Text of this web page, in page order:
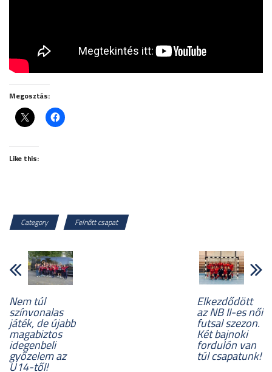
Megosztás:
Like this:
Category Felnőtt csapat
Nem túl
színvonalas
játék, de újabb
magabiztos
idegenbeli
győzelem az
U14-től!
Elkezdődött
az NB II-es női
futsal szezon.
Két bajnoki
fordulón van
túl csapatunk!